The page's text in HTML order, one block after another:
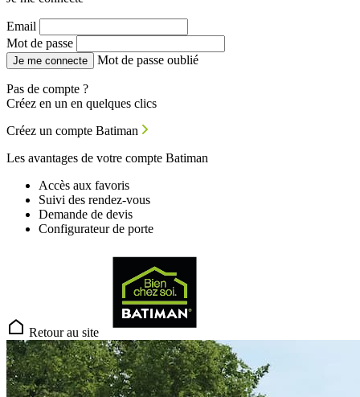
Email
Mot de passe
Je me connecte Mot de passe oublié
Pas de compte ?
Créez en un en quelques clics
Créez un compte Batiman
Les avantages de votre compte Batiman
Accès aux favoris
Suivi des rendez-vous
Demande de devis
Configurateur de porte
Retour au site